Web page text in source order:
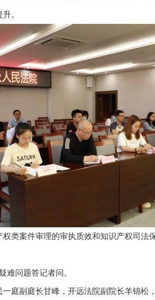
。
案件审理的审执质效和知识产权司法
问题答记者问。
副庭长甘峰，开远法院副院长羊锦松